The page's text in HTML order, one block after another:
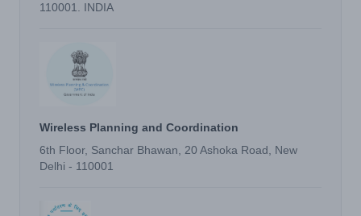
110001. INDIA
Wireless Planning and Coordination
6th Floor, Sanchar Bhawan, 20 Ashoka Road, New
Delhi - 110001